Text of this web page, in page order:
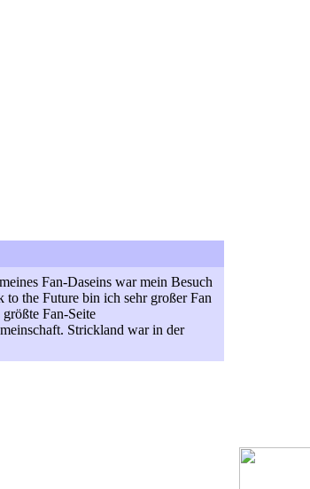
Fan-Daseins war mein Besuch
the Future bin ich sehr großer Fan
Fan-Seite
Strickland war in der